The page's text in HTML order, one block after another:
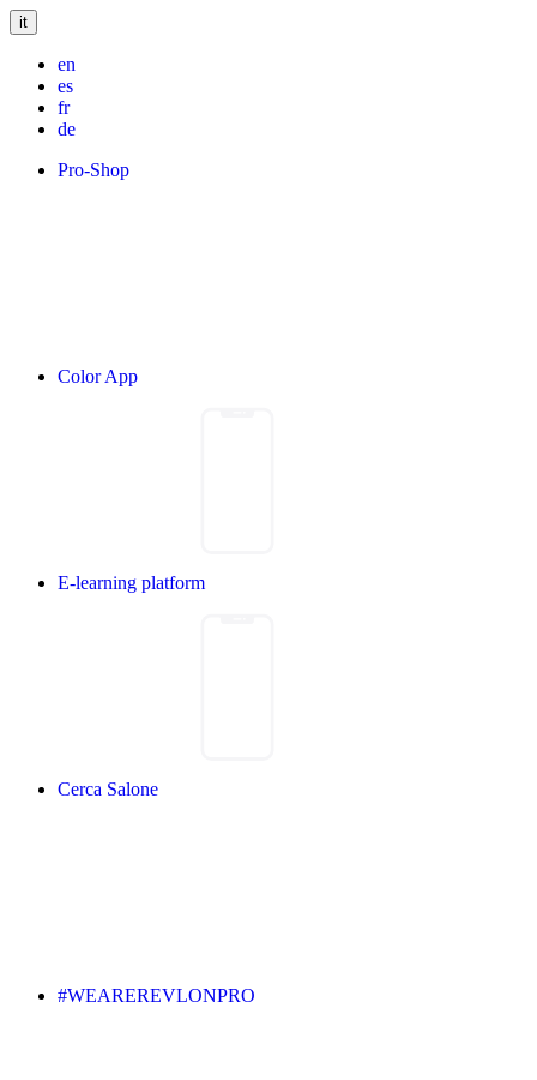
it
en
es
fr
de
Pro-Shop
Color App
E-learning platform
Cerca Salone
#WEAREREVLONPRO